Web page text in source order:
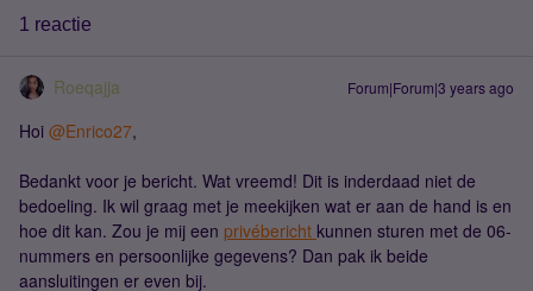
1 reactie
Roeqajja Forum|Forum|3 years ago
Hoi @Enrico27,
Bedankt voor je bericht. Wat vreemd! Dit is inderdaad niet de
bedoeling. Ik wil graag met je meekijken wat er aan de hand is en
hoe dit kan. Zou je mij een privébericht kunnen sturen met de 06-
nummers en persoonlijke gegevens? Dan pak ik beide
aansluitingen er even bij.